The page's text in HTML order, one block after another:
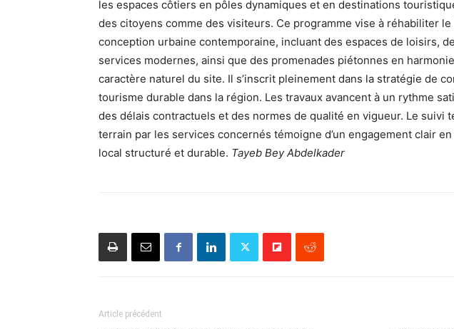
les espaces côtiers en pôles dynamiques et en destinations
des citoyens comme des visiteurs. Ce programme vise à réhabiliter
conception urbaine contemporaine, incluant des espaces de loisirs,
services modernes, ainsi que des promenades piétonnes en
caractère naturel du site. Il s’inscrit pleinement dans la stratégie de
tourisme durable dans la région. Les travaux avancent à un rythme
des délais contractuels et des normes de qualité en vigueur. Le suivi
terrain par les services concernés témoigne d’un engagement clair
local structuré et durable. Tayeb Bey Abdelkader
Article précédent